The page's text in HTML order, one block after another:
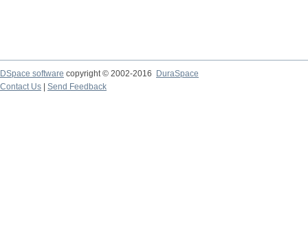
DSpace software copyright © 2002-2016
DuraSpace
Contact Us
Send Feedback